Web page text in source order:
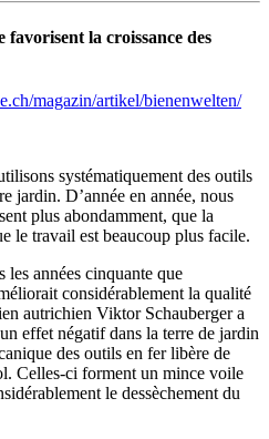
favorisent la croissance des
magazin/artikel/bienenwelten/
systématiquement des outils
jardin. D’année en année, nous
plus abondamment, que la
le travail est beaucoup plus facile.
les années cinquante que
considérablement la qualité
autrichien Viktor Schauberger a
effet négatif dans la terre de jardin
des outils en fer libère de
Celles-ci forment un mince voile
le dessèchement du